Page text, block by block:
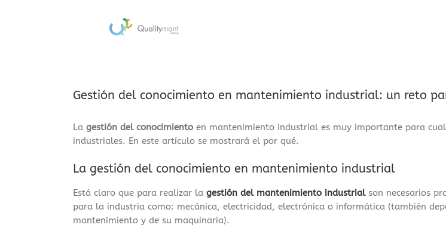
Gestión del conocimiento en mantenimiento industrial: un reto
La gestión del conocimiento en mantenimiento industrial es muy importante para
industriales. En este artículo se mostrará el por qué.
La gestión del conocimiento en mantenimiento industrial
Está claro que para realizar la gestión del mantenimiento industrialson necesarios
para la industria como: mecánica, electricidad, electrónica o informática (también
mantenimiento y de su maquinaria).